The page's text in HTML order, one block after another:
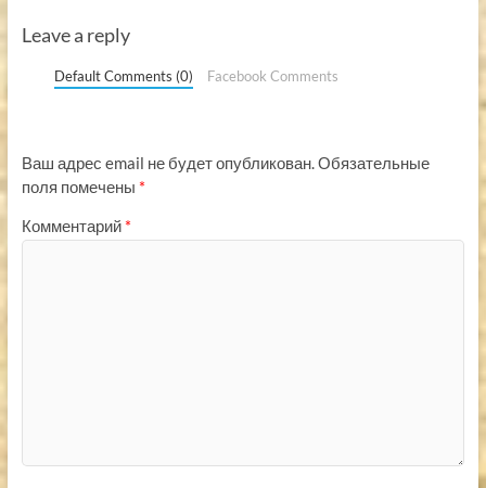
Leave a reply
Default Comments (0) Facebook Comments
Ваш адрес email не будет опубликован.Обязательные
поля помечены *
Комментарий *